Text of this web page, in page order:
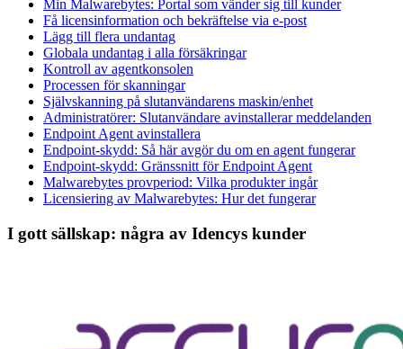
Min Malwarebytes: Portal som vänder sig till kunder
Få licensinformation och bekräftelse via e-post
Lägg till flera undantag
Globala undantag i alla försäkringar
Kontroll av agentkonsolen
Processen för skanningar
Självskanning på slutanvändarens maskin/enhet
Administratörer: Slutanvändare avinstallerar meddelanden
Endpoint Agent avinstallera
Endpoint-skydd: Så här avgör du om en agent fungerar
Endpoint-skydd: Gränssnitt för Endpoint Agent
Malwarebytes provperiod: Vilka produkter ingår
Licensiering av Malwarebytes: Hur det fungerar
I gott sällskap: några av Idencys kunder